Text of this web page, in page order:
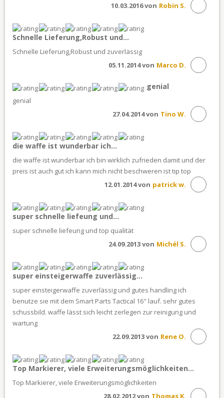
Robin S.
10.03.2016 von
Schnelle Lieferung,Robust und...
Schnelle Lieferung,Robust und zuverlässig
Marco D.
05.11.2014 von
genial
genial
Tino W.
27.04.2014 von
die waffe ist wunderbar ich...
die waffe ist wunderbar ich bin wirklich zufrieden damit und der
preis ist auch gut ich kann mich nicht beschweren ist tip top
patrick w.
12.01.2014 von
super schnelle liefeung und...
super schnelle liefeung und top qualität
Michél S.
24.09.2013 von
super einsteigerwaffe zuverlässig...
super einsteigerwaffe zuverlässig und gutes handling ich
benutze sie mit dem Smart Parts Tactical 16" lauf. sehr gutes
schussbild. waffe lässt sich leicht zerlegen zur reinigung und
wartung
Rene O.
22.09.2013 von
Top Markierer, viele Erweiterungsmöglichkeiten...
Top Markierer, viele Erweiterungsmöglichkeiten
Thomas K.
28.02.2012 von